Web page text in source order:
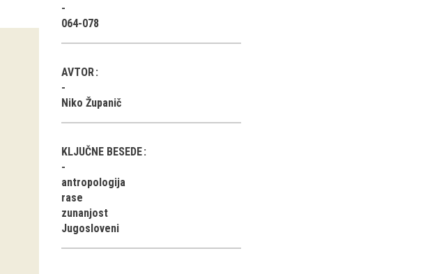
064-078
AVTOR
Niko Županič
KLJUČNE BESEDE
antropologija
rase
zunanjost
Jugosloveni